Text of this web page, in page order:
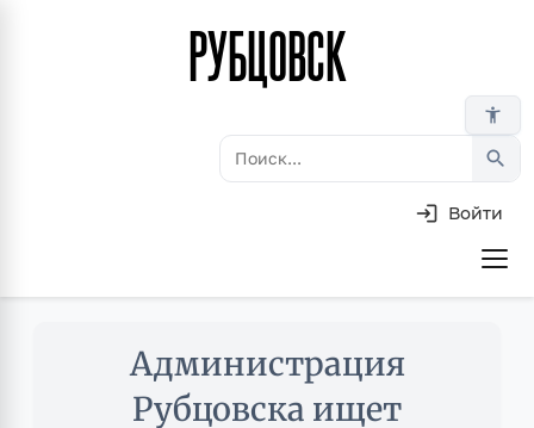
РУБЦОВСК
accessibility_new
search
Войти
Администрация
Рубцовска ищет